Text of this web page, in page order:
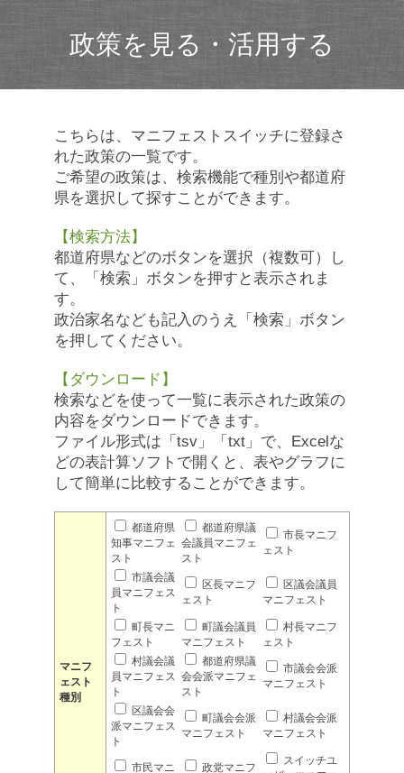
政策を見る・活用する
こちらは、マニフェストスイッチに登録さ
れた政策の一覧です。
ご希望の政策は、検索機能で種別や都道府
県を選択して探すことができます。
【検索方法】
都道府県などのボタンを選択（複数可）し
て、「検索」ボタンを押すと表示されま
す。
政治家名なども記入のうえ「検索」ボタン
を押してください。
【ダウンロード】
検索などを使って一覧に表示された政策の
内容をダウンロードできます。
ファイル形式は「tsv」「txt」で、Excelな
どの表計算ソフトで開くと、表やグラフに
して簡単に比較することができます。
マニフ
ェスト
種別
都道府県
知事マニフェ
スト
都道府県議
会議員マニフェ
スト
市長マニフ
ェスト
市議会議
員マニフェス
ト
区長マニフ
ェスト
区議会議員
マニフェスト
町長マニ
フェスト
町議会議員
マニフェスト
村長マニフ
ェスト
村議会議
員マニフェス
ト
都道府県議
会会派マニフェ
スト
市議会会派
マニフェスト
区議会会
派マニフェス
ト
町議会会派
マニフェスト
村議会会派
マニフェスト
市民マニ
政党マニフ
スイッチユ